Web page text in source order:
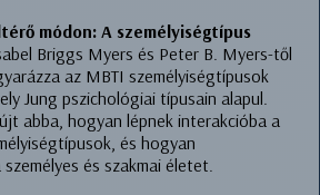
módon: A személyiségtípus
Briggs Myers és Peter B. Myers-től
az MBTI személyiségtípusok
Jung pszichológiai típusain alapul.
abba, hogyan lépnek interakcióba a
és hogyan
és szakmai életet.